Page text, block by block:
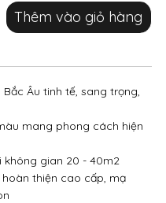
Thêm vào giỏ hàng
Âu tinh tế, sang trọng,
mang phong cách hiện
không gian 20 - 40m2
thiện cao cấp, mạ